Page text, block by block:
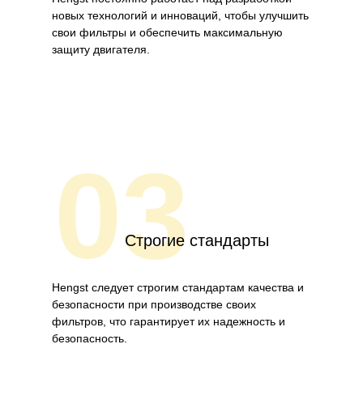
новых технологий и инноваций, чтобы улучшить
свои фильтры и обеспечить максимальную
защиту двигателя.
03Строгие стандарты
Hengst следует строгим стандартам качества и
безопасности при производстве своих
фильтров, что гарантирует их надежность и
безопасность.